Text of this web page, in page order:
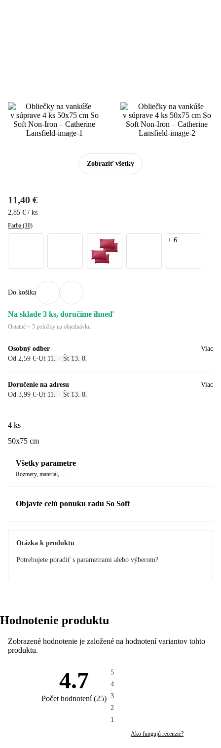
Zobraziť všetky
11,40 €
2,85 € / ks
Farba (10)
+ 6
Do košíka
Na sklade 3 ks, doručíme ihneď
Ostatné > 5 položky na objednávku
Osobný odber
Od 2,59 €·Ut 11. – Št 13. 8.
Viac
Doručenie na adresu
Od 3,99 €·Ut 11. – Št 13. 8.
Viac
4 ks
50x75 cm
Všetky parametre
Rozmery, materiál, …
Objavte celú ponuku radu So Soft
Otázka k produktu
Potrebujete poradiť s parametrami alebo výberom?
Hodnotenie produktu
Zobrazené hodnotenie je založené na hodnotení variantov tohto
produktu.
4.7
Počet hodnotení(25)
5
4
3
2
1
Ako fungujú recenzie?